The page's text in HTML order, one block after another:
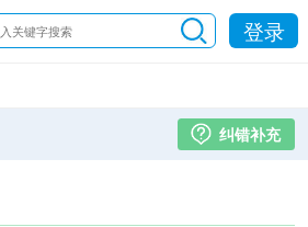
登录
纠错补充